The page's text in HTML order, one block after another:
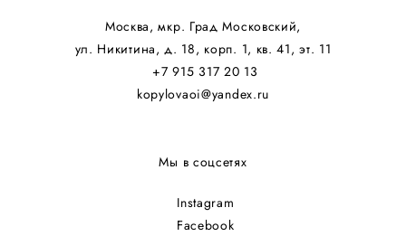
Москва, мкр. Град Московский,
ул. Никитина, д. 18, корп. 1, кв. 41, эт. 11
+7 915 317 20 13
kopylovaoi@yandex.ru
Мы в соцсетях
Instagram
Facebook